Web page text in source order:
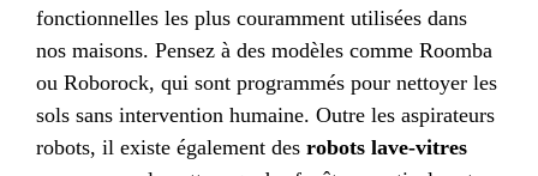
fonctionnelles les plus couramment utilisées dans
nos maisons. Pensez à des modèles comme Roomba
ou Roborock, qui sont programmés pour nettoyer les
sols sans intervention humaine. Outre les aspirateurs
robots, il existe également des robots lave-vitres